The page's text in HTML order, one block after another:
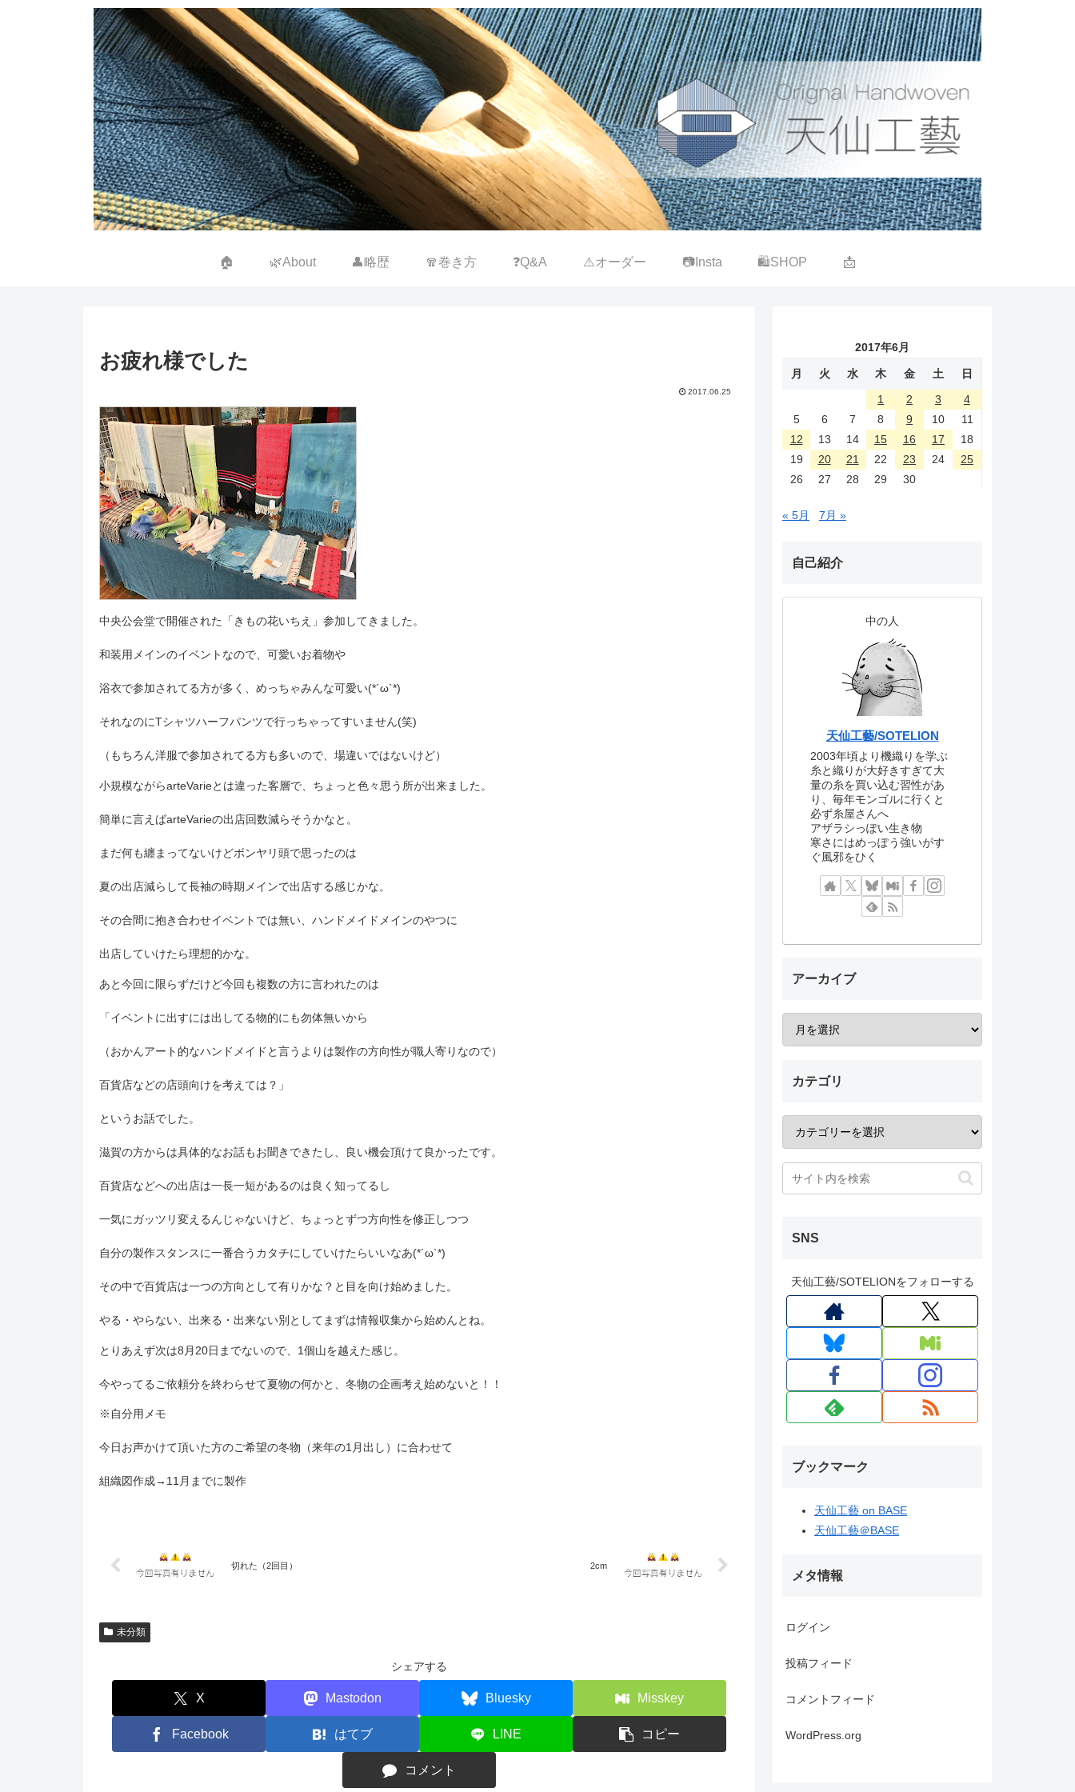
🏠 🌿About 👤略歴 🧣巻き方 ❓Q&A ⚠️オーダー 📷Insta 🛍SHOP 📩
お疲れ様でした
2017.06.25
中央公会堂で開催された「きもの花いちえ」参加してきました。
和装用メインのイベントなので、可愛いお着物や
浴衣で参加されてる方が多く、めっちゃみんな可愛い(*´ω`*)
それなのにTシャツハーフパンツで行っちゃってすいません(笑)
（もちろん洋服で参加されてる方も多いので、場違いではないけど）
小規模ながらarteVarieとは違った客層で、ちょっと色々思う所が出来ました。
簡単に言えばarteVarieの出店回数減らそうかなと。
まだ何も纏まってないけどボンヤリ頭で思ったのは
夏の出店減らして長袖の時期メインで出店する感じかな。
その合間に抱き合わせイベントでは無い、ハンドメイドメインのやつに
出店していけたら理想的かな。
あと今回に限らずだけど今回も複数の方に言われたのは
「イベントに出すには出してる物的にも勿体無いから
（おかんアート的なハンドメイドと言うよりは製作の方向性が職人寄りなので）
百貨店などの店頭向けを考えては？」
というお話でした。
滋賀の方からは具体的なお話もお聞きできたし、良い機会頂けて良かったです。
百貨店などへの出店は一長一短があるのは良く知ってるし
一気にガッツリ変えるんじゃないけど、ちょっとずつ方向性を修正しつつ
自分の製作スタンスに一番合うカタチにしていけたらいいなあ(*´ω`*)
その中で百貨店は一つの方向として有りかな？と目を向け始めました。
やる・やらない、出来る・出来ない別としてまずは情報収集から始めんとね。
とりあえず次は8月20日までないので、1個山を越えた感じ。
今やってるご依頼分を終わらせて夏物の何かと、冬物の企画考え始めないと！！
※自分用メモ
今日お声かけて頂いた方のご希望の冬物（来年の1月出し）に合わせて
組織図作成→11月までに製作
切れた（2回目） 2cm
未分類
シェアする
X Mastodon Bluesky Misskey
Facebook はてブ LINE コピー
コメント
2017年6月
月 火 水 木 金 土
日
1
2 3
4
5
6 7 8 9 10
11
12
13 14 15 16 17
18
19
20 21 22 23 24
25
26
27 28 29 30
« 5月 7月 »
自己紹介
中の人
天仙工藝/SOTELION
2003年頃より機織りを学ぶ
糸と織りが大好きすぎて大
量の糸を買い込む習性があ
り、毎年モンゴルに行くと
必ず糸屋さんへ
アザラシっぽい生き物
寒さにはめっぽう強いがす
ぐ風邪をひく
アーカイブ
カテゴリ
SNS
天仙工藝/SOTELIONをフォローする
ブックマーク
天仙工藝 on BASE
天仙工藝＠BASE
メタ情報
ログイン
投稿フィード
コメントフィード
WordPress.org